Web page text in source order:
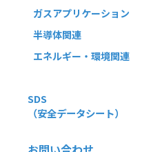
ガスアプリケーション
半導体関連
エネルギー・環境関連
SDS
（安全データシート）